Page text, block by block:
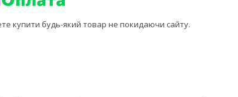
купити будь-який товар не покидаючи сайту.